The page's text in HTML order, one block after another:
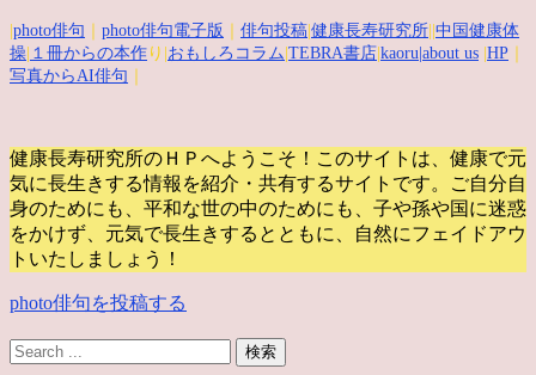
photo俳句 photo俳句電子版 俳句投稿 健康長寿研究所 中国健康体
操 １冊からの本作 り| おもしろコラム TEBRA書店 kaoru |about us HP
写真からAI俳句
健康長寿研究所のＨＰへようこそ！このサイトは、健康で元
気に長生きする情報を紹介・共有するサイトです。
ご自分自
身のためにも、平和な世の中のためにも、子や孫や国に迷惑
をかけず、元気で長生きするとともに、自然にフェイドアウ
トいたしましょう！
photo俳句を投稿する